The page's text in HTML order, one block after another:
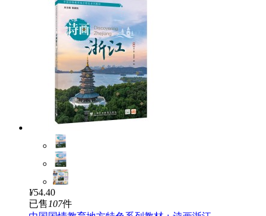
¥54.40
已售 107件